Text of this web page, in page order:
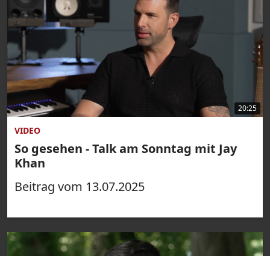
20:25
VIDEO
So gesehen - Talk am Sonntag mit Jay
Khan
Beitrag vom 13.07.2025